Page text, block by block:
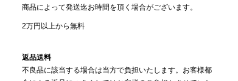
商品によって発送迄お時間を頂く場合がございます。
2万円以上から無料
返品送料
不良品に該当する場合は当方で負担いたします。お客様都